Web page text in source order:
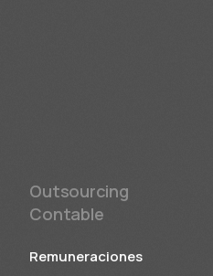
Outsourcing
Contable
Remuneraciones